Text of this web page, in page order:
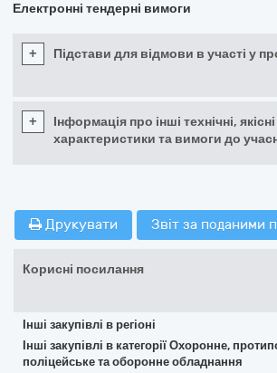
Електронні тендерні вимоги
+ Підстави для відмови в участі у
+
Інформація про інші технічні, якісні
характеристики та вимоги до
Друкувати Звіт за поданими
Корисні посилання
Інші закупівлі в регіоні
Інші закупівлі в категорії Охоронне,
поліцейське та оборонне обладнання